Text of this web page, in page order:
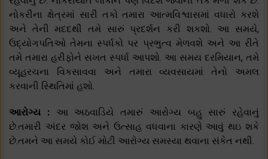
નોકરીના ક્ષેત્રમાં સારી તકો તમારા આત્મવિશ્વાસમાં વધારો કરશે
અને તેની મદદથી તમે સારું પ્રદર્શન કરી શકશો. આ સમયે,
ઉદ્યોગપતિઓ તેમના સ્પર્ધકો પર પ્રભુત્વ મેળવશે અને આ રીતે
તમે તમારા હરીફોને સખત સ્પર્ધા આપશો. આ સમય દરમિયાન, તમે
વ્યૂહરચના વિકસાવવા અને તમારા વ્યવસાયમાં તેનો અમલ
કરવાની સ્થિતિમાં હશો.
આરોગ્ય : આ અઠવાડિયે તમારું આરોગ્ય બહુ સારું રહેવાનું
છે.તમારી અંદર જોશ અને ઉત્સાહ વધવાના કારણે આવું થઇ શકે
છે.તમને આ સમયે કોઈ મોટી આરોગ્ય સમસ્યા થવાના સંકેત નથી.